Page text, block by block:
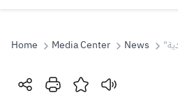
Search
Home Media Center News